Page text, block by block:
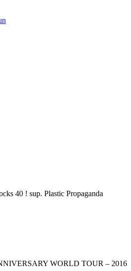
40 ! sup. Plastic Propaganda
WORLD TOUR – 2016